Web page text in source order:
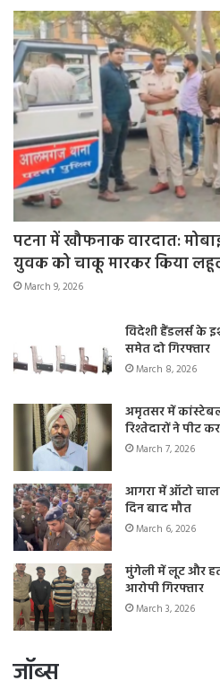
पटना में खौफनाक वारदात:
युवक को चाकू मारकर किया
March 9, 2026
विदेशी हैंडलर्स के
समेत दो गिरफ्तार
March 8, 2026
अमृतसर में
रिश्तेदारों ने पीट
March 7, 2026
आगरा में ऑटो
दिन बाद मौत
March 6, 2026
मुंगेली में लूट और
आरोपी गिरफ्तार
March 3, 2026
जॉब्स